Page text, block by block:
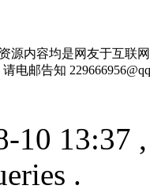
源内容均是网友于互联
电邮告知
10 13:37
.